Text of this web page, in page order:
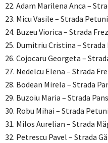
22. Adam Marilena Anca –
23. Micu Vasile – Strada
24. Buzeu Viorica – Strada
25. Dumitriu Cristina –
26. Cojocaru Georgeta –
27. Nedelcu Elena – Strada
28. Bodean Mirela – Strada
29. Buzoiu Maria – Strada
30. Robu Mihai – Strada
31. Milos Aurelian – Strada
32. Petrescu Pavel – Strada